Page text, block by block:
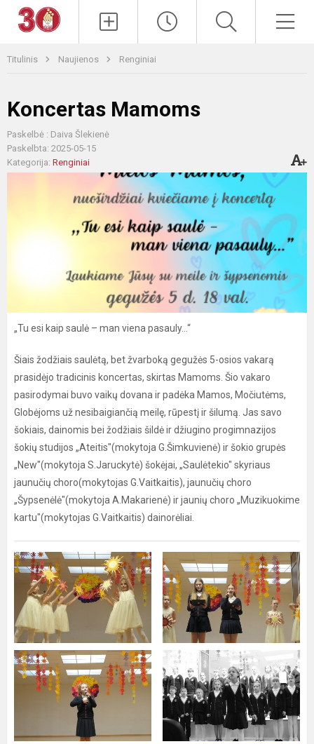
Titulinis Naujienos Renginiai
Koncertas Mamoms
Paskelbė : Daiva Šlekienė
Paskelbta: 2025-05-15
Kategorija: Renginiai
„Tu esi kaip saulė – man viena pasauly...“
Šiais žodžiais saulėtą, bet žvarboką gegužės 5-osios vakarą
prasidėjo tradicinis koncertas, skirtas Mamoms. Šio vakaro
pasirodymai buvo vaikų dovana ir padėka Mamos, Močiutėms,
Globėjoms už nesibaigiančią meilę, rūpestį ir šilumą. Jas savo
šokiais, dainomis bei žodžiais šildė ir džiugino progimnazijos
šokių studijos „Ateitis"(mokytoja G.Šimkuvienė) ir šokio grupės
„New"(mokytoja S.Jaruckytė) šokėjai, „Saulėtekio" skyriaus
jaunučių choro(mokytojas G.Vaitkaitis), jaunučių choro
„Šypsenėlė"(mokytoja A.Makarienė) ir jaunių choro „Muzikuokime
kartu"(mokytojas G.Vaitkaitis) dainorėliai.